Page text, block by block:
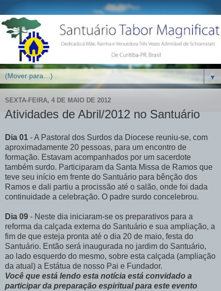
▼
SEXTA-FEIRA, 4 DE MAIO DE 2012
Atividades de Abril/2012 no Santuário
Dia 01 - A Pastoral dos Surdos da Diocese reuniu-se, com
aproximadamente 20 pessoas, para um encontro de
formação. Estavam acompanhados por um sacerdote
também surdo. Participaram da Santa Missa de Ramos que
teve seu início em frente do Santuário para bênção dos
Ramos e dali partiu a procissão até o salão, onde foi dada
continuidade a celebração. O padre surdo concelebrou.
Dia 09 - Neste dia iniciaram-se os preparativos para a
reforma da calçada externa do Santuário e sua ampliação, a
fim de que esteja pronta até o dia 20 de maio, festa do
Santuário. Então será inaugurada no jardim do Santuário,
ao lado esquerdo do mesmo, sobre esta calçada (ampliação
da atual) a Estátua de nosso Pai e Fundador.
Você que está lendo esta notícia está convidado a
participar da preparação espiritual para este evento